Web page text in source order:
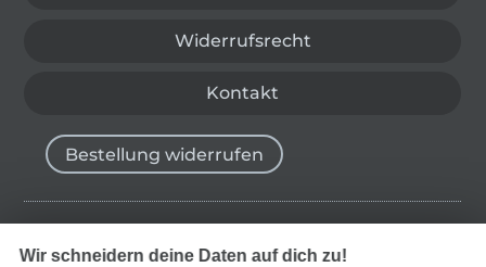
Widerrufsrecht
Kontakt
Bestellung widerrufen
Finde mehr Inspiration
Wir schneidern deine Daten auf dich zu!